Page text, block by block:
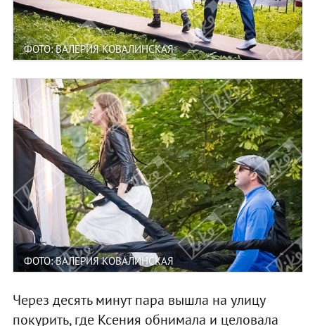
ФОТО: ВАЛЕРИЯ КОВАЛИНСКАЯ
ФОТО: ВАЛЕРИЯ КОВАЛИНСКАЯ
Через десять минут пара вышла на улицу
покурить, где Ксения обнимала и целовала